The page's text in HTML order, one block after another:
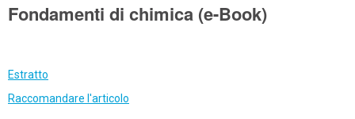
Fondamenti di chimica (e-Book)
Estratto
Raccomandare l'articolo